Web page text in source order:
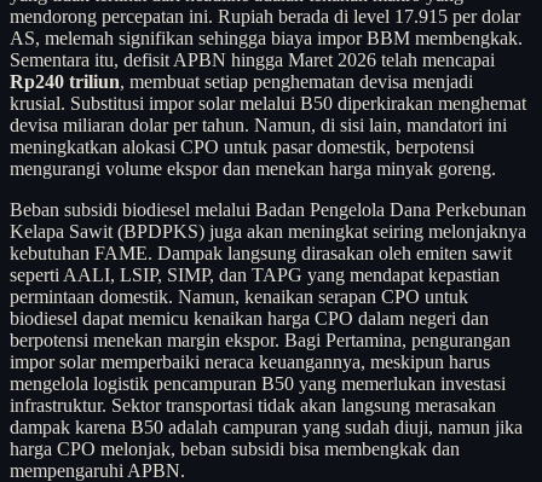
mendorong percepatan ini. Rupiah berada di level 17.915 per dolar
AS, melemah signifikan sehingga biaya impor BBM membengkak.
Sementara itu, defisit APBN hingga Maret 2026 telah mencapai
Rp240 triliun, membuat setiap penghematan devisa menjadi
krusial. Substitusi impor solar melalui B50 diperkirakan menghemat
devisa miliaran dolar per tahun. Namun, di sisi lain, mandatori ini
meningkatkan alokasi CPO untuk pasar domestik, berpotensi
mengurangi volume ekspor dan menekan harga minyak goreng.
Beban subsidi biodiesel melalui Badan Pengelola Dana Perkebunan
Kelapa Sawit (BPDPKS) juga akan meningkat seiring melonjaknya
kebutuhan FAME. Dampak langsung dirasakan oleh emiten sawit
seperti AALI, LSIP, SIMP, dan TAPG yang mendapat kepastian
permintaan domestik. Namun, kenaikan serapan CPO untuk
biodiesel dapat memicu kenaikan harga CPO dalam negeri dan
berpotensi menekan margin ekspor. Bagi Pertamina, pengurangan
impor solar memperbaiki neraca keuangannya, meskipun harus
mengelola logistik pencampuran B50 yang memerlukan investasi
infrastruktur. Sektor transportasi tidak akan langsung merasakan
dampak karena B50 adalah campuran yang sudah diuji, namun jika
harga CPO melonjak, beban subsidi bisa membengkak dan
mempengaruhi APBN.